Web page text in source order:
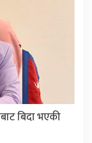
बिदा भएकी